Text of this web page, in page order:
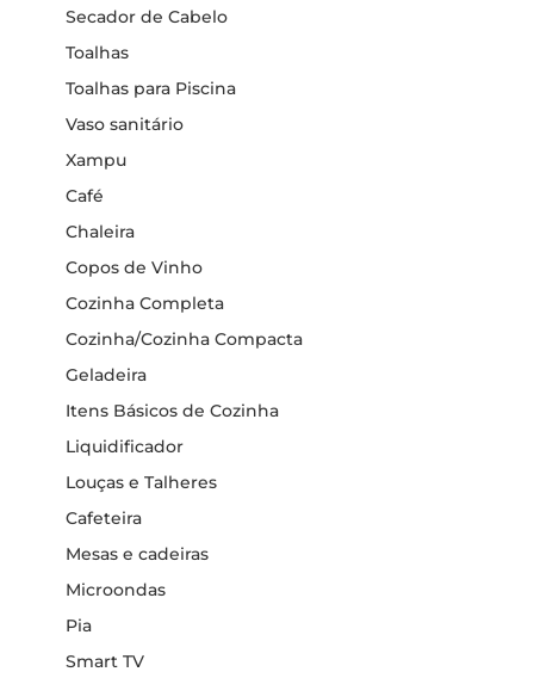
Secador de Cabelo
Toalhas
Toalhas para Piscina
Vaso sanitário
Xampu
Café
Chaleira
Copos de Vinho
Cozinha Completa
Cozinha/Cozinha Compacta
Geladeira
Itens Básicos de Cozinha
Liquidificador
Louças e Talheres
Cafeteira
Mesas e cadeiras
Microondas
Pia
Smart TV